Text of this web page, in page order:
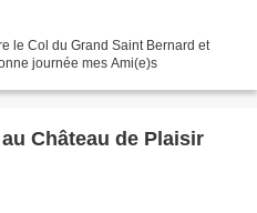
le Col du Grand Saint Bernard et
journée mes Ami(e)s
Château de Plaisir